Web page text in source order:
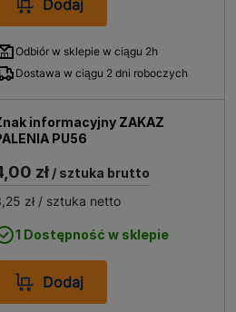
Dodaj
Odbiór w sklepie w ciągu 2h
Dostawa w ciągu 2 dni roboczych
informacyjny ZAKAZ
PU56
zł / sztuka brutto
zł / sztuka netto
1 Dostępność w sklepie
Dodaj